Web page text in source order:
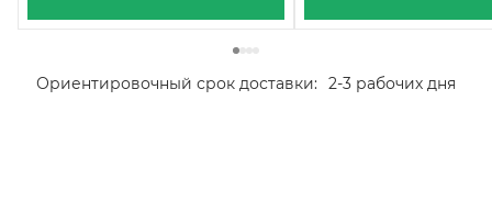
Ориентировочный срок доставки: 2-3 рабочих дня